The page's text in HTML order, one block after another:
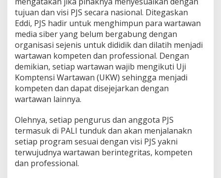
tujuan dan visi PJS secara nasional. Ditegaskan
Eddi, PJS hadir untuk menghimpun para wartawan
media siber yang belum bergabung dengan
organisasi sejenis untuk dididik dan dilatih menjadi
wartawan kompeten dan professional. Dengan
demikian, setiap wartawan wajib mengikuti Uji
Komptensi Wartawan (UKW) sehingga menjadi
kompeten dan dapat disejejarkan dengan
wartawan lainnya.
Olehnya, setiap pengurus dan anggota PJS
termasuk di PALI tunduk dan akan menjalanakn
setiap program sesuai dengan visi PJS yakni
terwujudnya wartawan berintegritas, kompeten
dan professional.